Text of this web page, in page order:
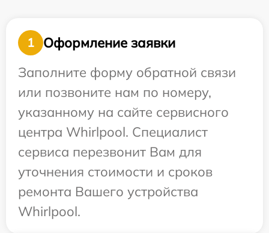
1
Оформление заявки
Заполните форму обратной связи
или позвоните нам по номеру,
указанному на сайте сервисного
центра Whirlpool. Специалист
сервиса перезвонит Вам для
уточнения стоимости и сроков
ремонта Вашего устройства
Whirlpool.